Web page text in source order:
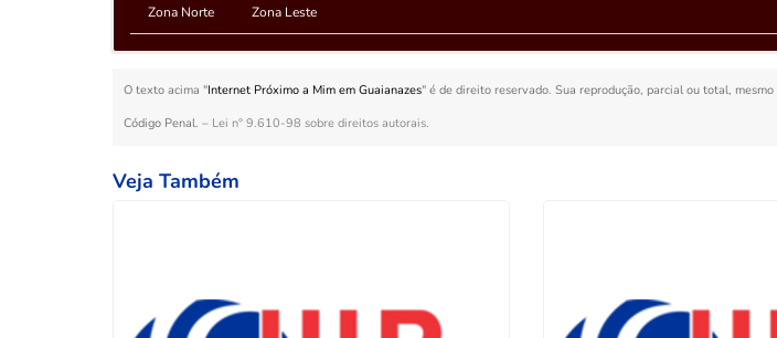
Zona Norte Zona Leste
O texto acima "Internet Próximo a Mim em Guaianazes" é de direito reservado. Sua reprodução, parcial ou total,
Código Penal. – Lei n° 9.610-98 sobre direitos autorais.
Veja Também